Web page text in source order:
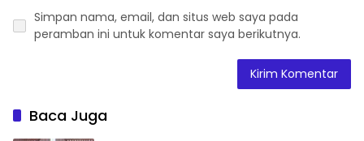
Simpan nama, email, dan situs web saya pada
peramban ini untuk komentar saya berikutnya.
Baca Juga